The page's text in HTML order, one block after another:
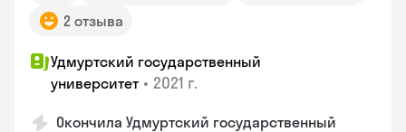
2 отзыва
Удмуртский государственный
университет • 2021 г.
Окончила Удмуртский государственный